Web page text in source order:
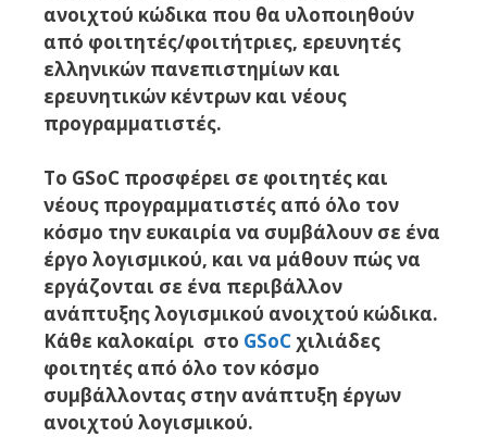
ανοιχτού κώδικα που θα υλοποιηθούν
από φοιτητές/φοιτήτριες, ερευνητές
ελληνικών πανεπιστημίων και
ερευνητικών κέντρων και νέους
προγραμματιστές.
To GSoC προσφέρει σε φοιτητές και
νέους προγραμματιστές από όλο τον
κόσμο την ευκαιρία να συμβάλουν σε ένα
έργο λογισμικού, και να μάθουν πώς να
εργάζονται σε ένα περιβάλλον
ανάπτυξης λογισμικού ανοιχτού κώδικα.
Κάθε καλοκαίρι στο GSoC χιλιάδες
φοιτητές από όλο τον κόσμο
συμβάλλοντας στην ανάπτυξη έργων
ανοιχτού λογισμικού.